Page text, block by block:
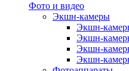
Фото и видео
Экшн-камеры
Экшн-
Экшн-
Экшн-
Экшн-